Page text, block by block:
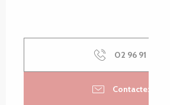
02 96 91 92
Contactez-nous